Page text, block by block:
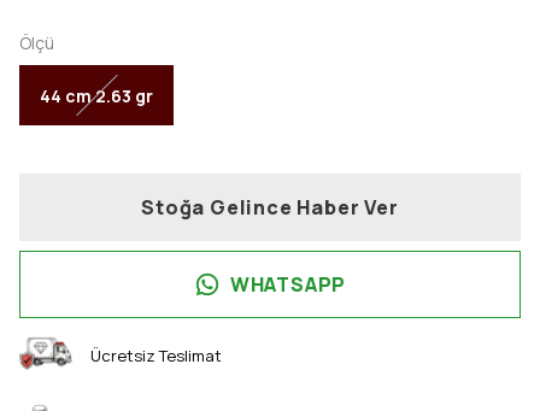
Ölçü
44 cm 2.63 gr
Stoğa Gelince Haber Ver
WHATSAPP
Ücretsiz Teslimat